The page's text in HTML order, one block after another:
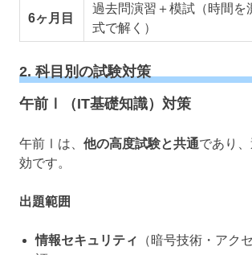
6ヶ月目
過去問演習＋模試（時間を
式で解く）
2. 科目別の試験対策
午前Ⅰ（IT基礎知識）対策
午前Ⅰは、 他の高度試験と共通であり
効です。
出題範囲
情報セキュリティ
（暗号技術・アク